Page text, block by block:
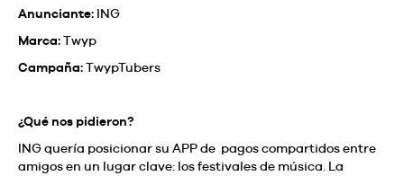
Anunciante: ING
Marca:Twyp
Campaña:TwypTubers
¿Qué nos pidieron?
ING quería posicionar su APP de pagos compartidos entre
amigos en un lugar clave: los festivales de música. La